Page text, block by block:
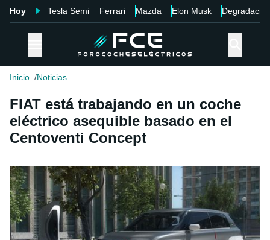
Hoy Tesla Semi Ferrari Mazda Elon Musk Degradación
Inicio Noticias
FIAT está trabajando en un coche
eléctrico asequible basado en el
Centoventi Concept